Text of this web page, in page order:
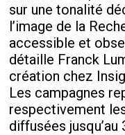
sur une tonalité
l’image de la
accessible et
détaille Franck
création chez
Les campagnes
respectivement
diffusées jusqu’au